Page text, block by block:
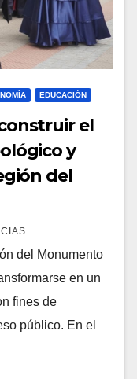
EDUCACIÓN
el
y
del
del Monumento
en un
fines de
público. En el